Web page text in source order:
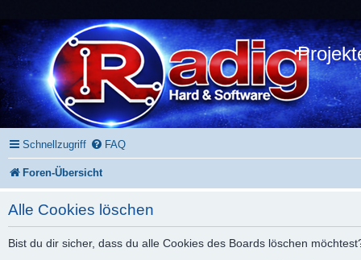
Schnellzugriff FAQ
Foren-Übersicht
Alle Cookies löschen
Bist du dir sicher, dass du alle Cookies des Boards löschen